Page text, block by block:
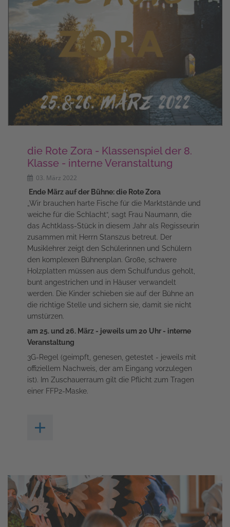
die Rote Zora - Klassenspiel der 8.
Klasse - interne Veranstaltung
03. März 2022
Ende März auf der Bühne: die Rote Zora
„Wir brauchen harte Fische für die Marktstände und
weiche für die Schlacht“, sagt Frau Naumann, die
das Achtklass-Stück in diesem Jahr als Regisseurin
zusammen mit Herrn Stanszus betreut. Der
Musiklehrer zeigt den Schülerinnen und Schülern
den komplexen Bühnenplan. Große, schwere
Holzplatten müssen aus dem Schulfundus geholt,
bunt angestrichen und in Häuser verwandelt
werden. Die Kinder schieben sie auf der Bühne an
die richtige Stelle und sichern sie, damit sie nicht
umstürzen.
am 25. und 26. März - jeweils um 20 Uhr - interne
Veranstaltung
3G-Regel (geimpft, genesen, getestet - jeweils mit
offiziellem Nachweis, der am Eingang vorzulegen
ist). Im Zuschauerraum gilt die Pflicht zum Tragen
einer FFP2-Maske.